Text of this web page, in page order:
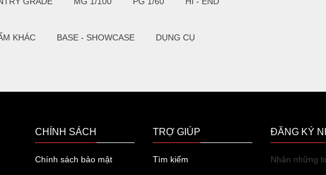
KHÁC BASE - SHOWCASE DỤNG CỤ
CHÍNH SÁCH
Chính sách bảo mật
TRỢ GIÚP
Tìm kiếm
ĐĂNG KÝ
Nhận những